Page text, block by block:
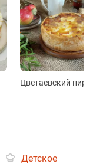
Цветаевский
Детское